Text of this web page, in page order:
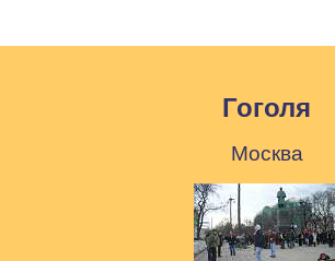
Гоголя
Москва